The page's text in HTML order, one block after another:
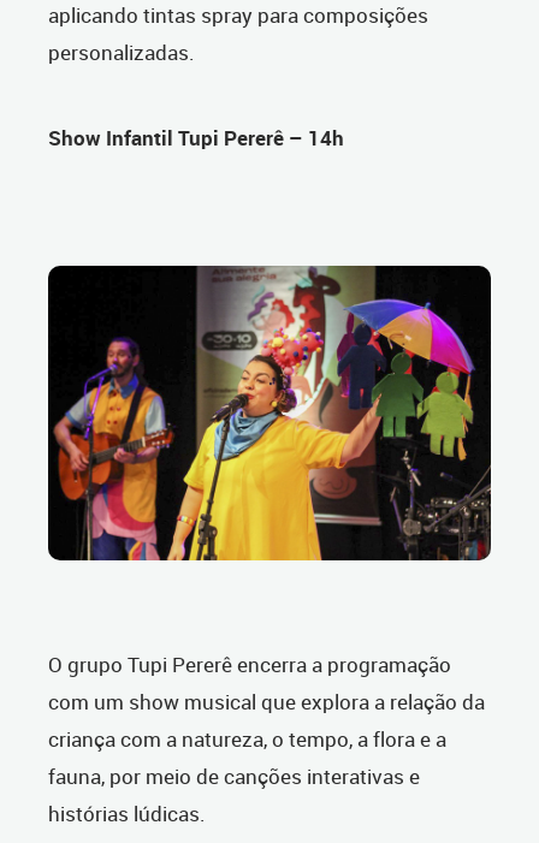
aplicando tintas spray para composições
personalizadas.
Show Infantil Tupi Pererê – 14h
O grupo Tupi Pererê encerra a programação
com um show musical que explora a relação da
criança com a natureza, o tempo, a flora e a
fauna, por meio de canções interativas e
histórias lúdicas.